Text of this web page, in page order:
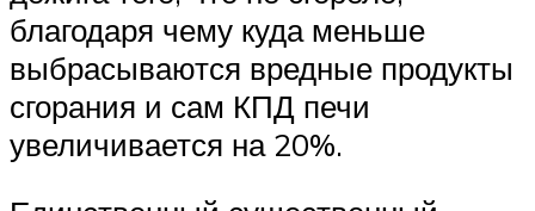
благодаря чему куда меньше
выбрасываются вредные продукты
сгорания и сам КПД печи
увеличивается на 20%.